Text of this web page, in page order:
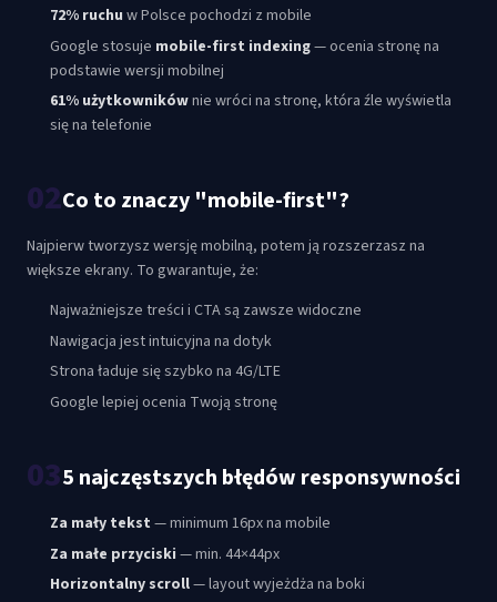
72% ruchu w Polsce pochodzi z mobile
Google stosuje mobile-first indexing— ocenia stronę na
podstawie wersji mobilnej
61% użytkownikównie wróci na stronę, która źle wyświetla
się na telefonie
02Co to znaczy "mobile-first"?
Najpierw tworzysz wersję mobilną, potem ją rozszerzasz na
większe ekrany. To gwarantuje, że:
Najważniejsze treści i CTA są zawsze widoczne
Nawigacja jest intuicyjna na dotyk
Strona ładuje się szybko na 4G/LTE
Google lepiej ocenia Twoją stronę
035 najczęstszych błędów responsywności
Za mały tekst — minimum 16px na mobile
Za małe przyciski — min. 44×44px
Horizontalny scroll— layout wyjeżdża na boki